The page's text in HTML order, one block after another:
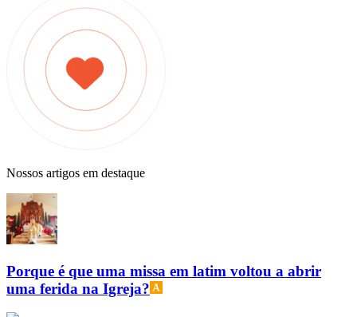
Nossos artigos em destaque
Porque é que uma missa em latim voltou a abrir
uma ferida na Igreja?